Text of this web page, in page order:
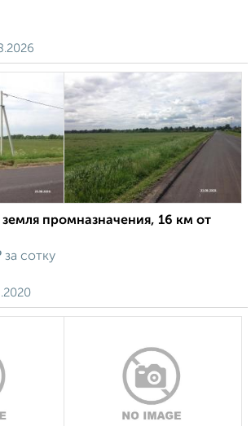
земля промназначения, 16 км от
за сотку